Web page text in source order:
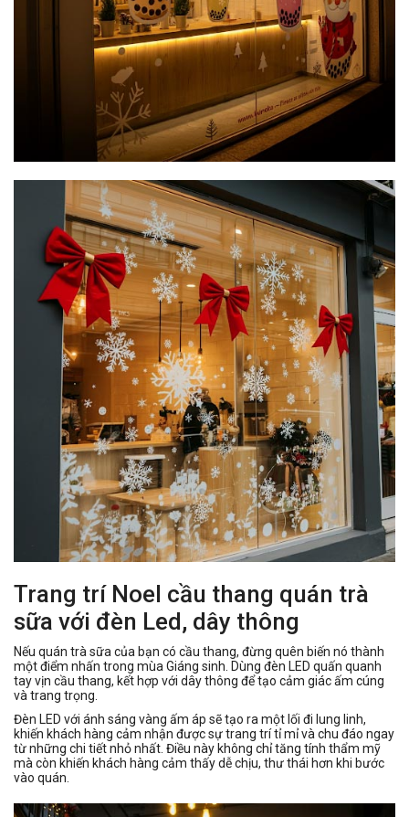
Trang trí Noel cầu thang quán trà
sữa với đèn Led, dây thông
Nếu quán trà sữa của bạn có cầu thang, đừng quên biến nó thành
một điểm nhấn trong mùa Giáng sinh. Dùng đèn LED quấn quanh
tay vịn cầu thang, kết hợp với dây thông để tạo cảm giác ấm cúng
và trang trọng.
Đèn LED với ánh sáng vàng ấm áp sẽ tạo ra một lối đi lung linh,
khiến khách hàng cảm nhận được sự trang trí tỉ mỉ và chu đáo ngay
từ những chi tiết nhỏ nhất. Điều này không chỉ tăng tính thẩm mỹ
mà còn khiến khách hàng cảm thấy dễ chịu, thư thái hơn khi bước
vào quán.